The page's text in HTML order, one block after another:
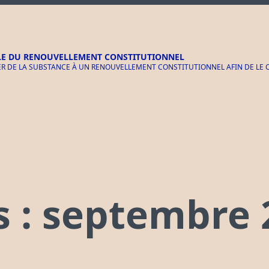
DU RENOUVELLEMENT CONSTITUTIONNEL
DE LA SUBSTANCE À UN RENOUVELLEMENT CONSTITUTIONNEL AFIN DE LE
: septembre